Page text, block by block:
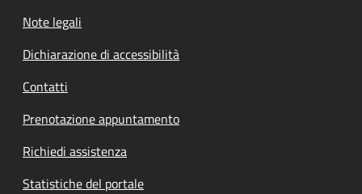
Note legali
Dichiarazione di accessibilità
Contatti
Prenotazione appuntamento
Richiedi assistenza
Statistiche del portale